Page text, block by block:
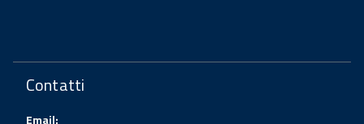
Contatti
Email: